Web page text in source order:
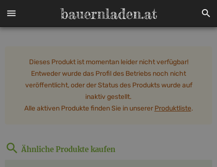
Dieses Produkt ist momentan leider nicht verfügbar!
Entweder wurde das Profil des Betriebs noch nicht
veröffentlicht, oder der Status des Produkts wurde auf
inaktiv gestellt.
Alle aktiven Produkte finden Sie in unserer Produktliste.
Ähnliche Produkte kaufen